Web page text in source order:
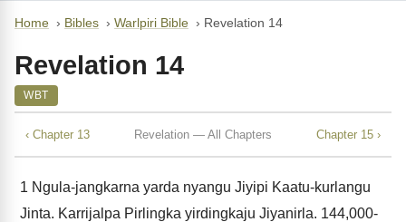
Home › Bibles › Warlpiri Bible › Revelation 14
Revelation 14
WBT
‹ Chapter 13 Revelation — All Chapters Chapter 15 ›
1 Ngula-jangkarna yarda nyangu Jiyipi Kaatu-kurlangu
Jinta. Karrijalpa Pirlingka yirdingkaju Jiyanirla. 144,000-